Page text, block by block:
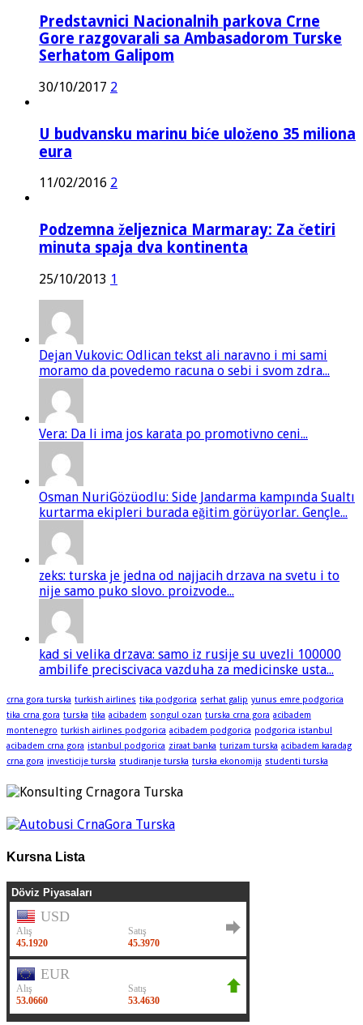
Predstavnici Nacionalnih parkova Crne
Gore razgovarali sa Ambasadorom Turske
Serhatom Galipom
30/10/2017 2
U budvansku marinu biće uloženo 35 miliona
eura
11/02/2016 2
Podzemna željeznica Marmaray: Za četiri
minuta spaja dva kontinenta
25/10/2013 1
Dejan Vukovic: Odlican tekst ali naravno i mi sami
moramo da povedemo racuna o sebi i svom zdra...
Vera: Da li ima jos karata po promotivno ceni...
Osman NuriGözüodlu: Side Jandarma kampında Sualtı
kurtarma ekipleri burada eğitim görüyorlar. Gençle...
zeks: turska je jedna od najjacih drzava na svetu i to
nije samo puko slovo. proizvode...
kad si velika drzava: samo iz rusije su uvezli 100000
ambilife preciscivaca vazduha za medicinske usta...
crna gora turska turkish airlines tika podgorica serhat galip yunus emre podgorica
tika crna gora turska tika acibadem songul ozan turska crna gora acibadem
montenegro turkish airlines podgorica acibadem podgorica podgorica istanbul
acibadem crna gora istanbul podgorica ziraat banka turizam turska acibadem karadag
crna gora investicije turska studiranje turska turska ekonomija studenti turska
Kursna Lista